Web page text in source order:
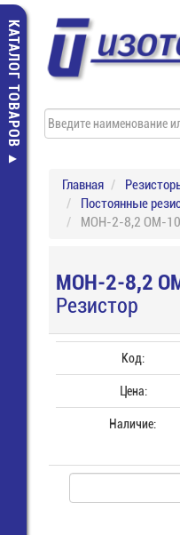
КАТАЛОГ ТОВАРОВ
Главная
Постоянные
МОН-2-8,2 ОМ-
МОН-2-8,2
Резистор
Код:
Цена:
Наличие: